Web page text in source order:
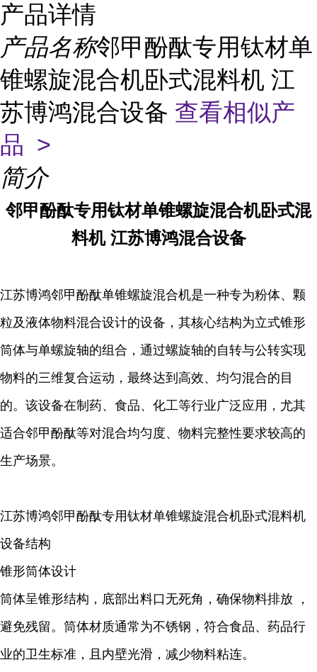
产品详情
产品名称邻甲酚酞专用钛材单
锥螺旋混合机卧式混料机 江
苏博鸿混合设备 查看相似产
品 >
简介
邻甲酚酞专用钛材单锥螺旋混合机卧式混
料机 江苏博鸿混合设备
江苏博鸿邻甲酚酞单锥螺旋混合机是一种专为粉体、颗
粒及液体物料混合设计的设备，其核心结构为立式锥形
筒体与单螺旋轴的组合，通过螺旋轴的自转与公转实现
物料的三维复合运动，最终达到高效、均匀混合的目
的。该设备在制药、食品、化工等行业广泛应用，尤其
适合邻甲酚酞等对混合均匀度、物料完整性要求较高的
生产场景。
江苏博鸿邻甲酚酞专用钛材单锥螺旋混合机卧式混料机
设备结构
锥形筒体设计
筒体呈锥形结构，底部出料口无死角，确保物料排放 ，
避免残留。筒体材质通常为不锈钢，符合食品、药品行
业的卫生标准，且内壁光滑，减少物料粘连。